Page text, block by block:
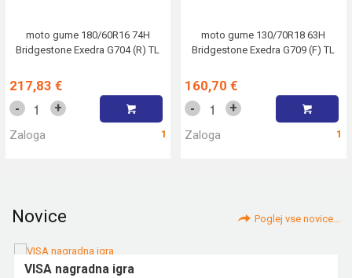
moto gume 180/60R16 74H
Bridgestone Exedra G704 (R) TL
217,83 €
- +
Zaloga 1
moto gume 130/70R18 63H
Bridgestone Exedra G709 (F) TL
160,70 €
- +
Zaloga 1
Novice Poglej vse novice...
VISA nagradna igra